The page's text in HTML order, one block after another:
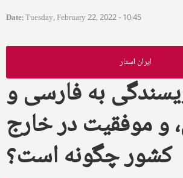
Date:Tuesday, February 22, 2022 - 10:45
ایران استار
به فارسی و
و موفقیت در خارج
کشور چگونه است؟